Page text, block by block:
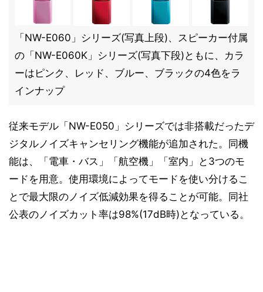
「NW-E060」シリーズ(写真上段)、スピーカー付属
の「NW-E060K」シリーズ(写真下段)ともに、カラ
ーはピンク、レッド、ブルー、ブラックの4色をラ
インナップ
従来モデル「NW-E050」シリーズでは非搭載だったデ
ジタルノイズキャンセリング機能が追加された。同機
能は、「電車・バス」「航空機」「室内」と3つのモ
ードを用意。使用環境によってモードを使い分けるこ
とで最大限のノイズ低減効果を得ることが可能。同社
公表のノイズカット率は98%(17dB時)となっている。